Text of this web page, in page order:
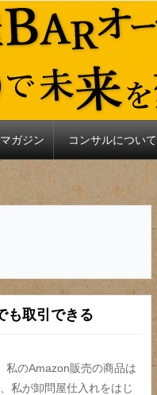
ガジン コンサルについて
も取引できる
私のAmazon販売の商品は
私が卸問屋仕入れをはじ